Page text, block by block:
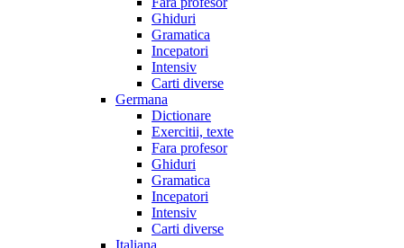
Ghiduri
Gramatica
Incepatori
Intensiv
Carti diverse
Germana
Dictionare
Exercitii, texte
Fara profesor
Ghiduri
Gramatica
Incepatori
Intensiv
Carti diverse